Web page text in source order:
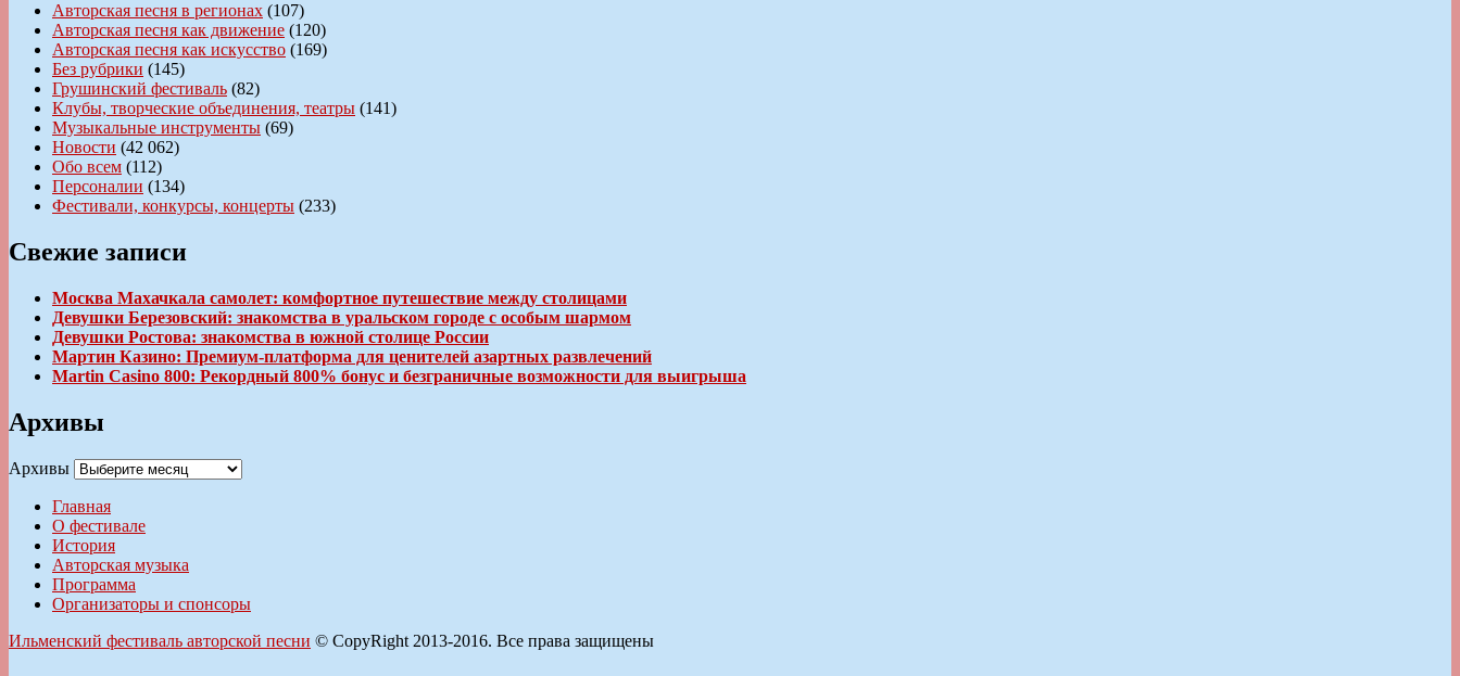
Авторская песня в регионах (107)
Авторская песня как движение (120)
Авторская песня как искусство (169)
Без рубрики (145)
Грушинский фестиваль (82)
Клубы, творческие объединения, театры (141)
Музыкальные инструменты (69)
Новости (42 062)
Обо всем (112)
Персоналии (134)
Фестивали, конкурсы, концерты (233)
Свежие записи
Москва Махачкала самолет: комфортное путешествие между столицами
Девушки Березовский: знакомства в уральском городе с особым шармом
Девушки Ростова: знакомства в южной столице России
Мартин Казино: Премиум-платформа для ценителей азартных развлечений
Martin Casino 800: Рекордный 800% бонус и безграничные возможности для выигрыша
Архивы
Архивы
Главная
О фестивале
История
Авторская музыка
Программа
Организаторы и спонсоры
Ильменский фестиваль авторской песни © CopyRight 2013-2016. Все права защищены